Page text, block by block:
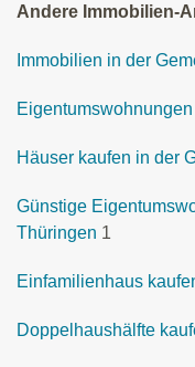
Andere Immobilien-
Immobilien in der
Häuser kaufen in der
Günstige
Thüringen 1
Einfamilienhaus
Doppelhaushälfte